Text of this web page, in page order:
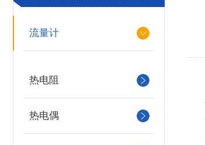
流量计
热电阻
热电偶